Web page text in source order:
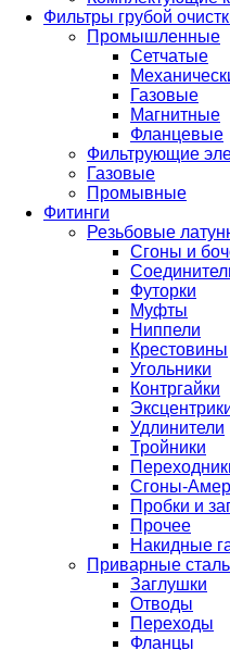
Фильтры грубой
Промышленные
Сетчатые
Газовые
Магнитные
Фланцевые
Фильтрующие
Газовые
Промывные
Фитинги
Резьбовые
Сгоны и
Футорки
Муфты
Ниппели
Крестовины
Угольники
Контргайки
Удлинители
Тройники
Сгоны-
Пробки и
Прочее
Накидные
Приварные
Заглушки
Отводы
Переходы
Фланцы